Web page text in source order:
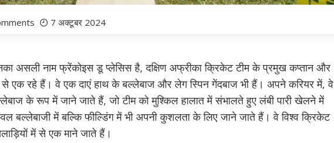
7 अक्टूबर 2024
असली नाम फ्रेंकोइस डू प्लेसिस है, दक्षिण अफ्रीका क्रिकेट टीम के प्रमुख कप्तान और
से एक रहे हैं। वे एक दाएं हाथ के बल्लेबाज और लेग स्पिन गेंदबाज भी हैं। अपने करियर में, वे
के रूप में जाने जाते हैं, जो टीम को मुश्किल हालात में संभालते हुए लंबी पारी खेलने में
बल्लेबाजी में बल्कि फील्डिंग में भी अपनी कुशलता के लिए जाने जाते हैं। वे विश्व क्रिकेट
में से एक माने जाते हैं।